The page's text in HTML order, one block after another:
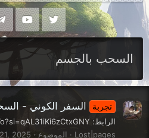
السحب بالجسم
تجربة السفر الكوني -
الرابط: https://youtu.be/J7eD7EVUPTo?si=qAL31iKi6zCtxGNY
Lost|pages
الموضوع 2025